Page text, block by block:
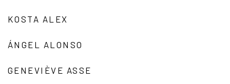
KOSTA ALEX
ÁNGEL ALONSO
GENEVIÈVE ASSE